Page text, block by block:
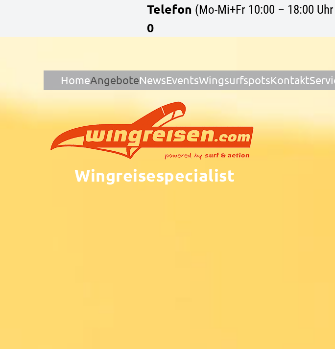
Telefon (Mo-Mi+Fr 10:00 – 18:00
0
HomeAngeboteNewsEventsWingsurfspotsKontakt
Wingreisespecialist